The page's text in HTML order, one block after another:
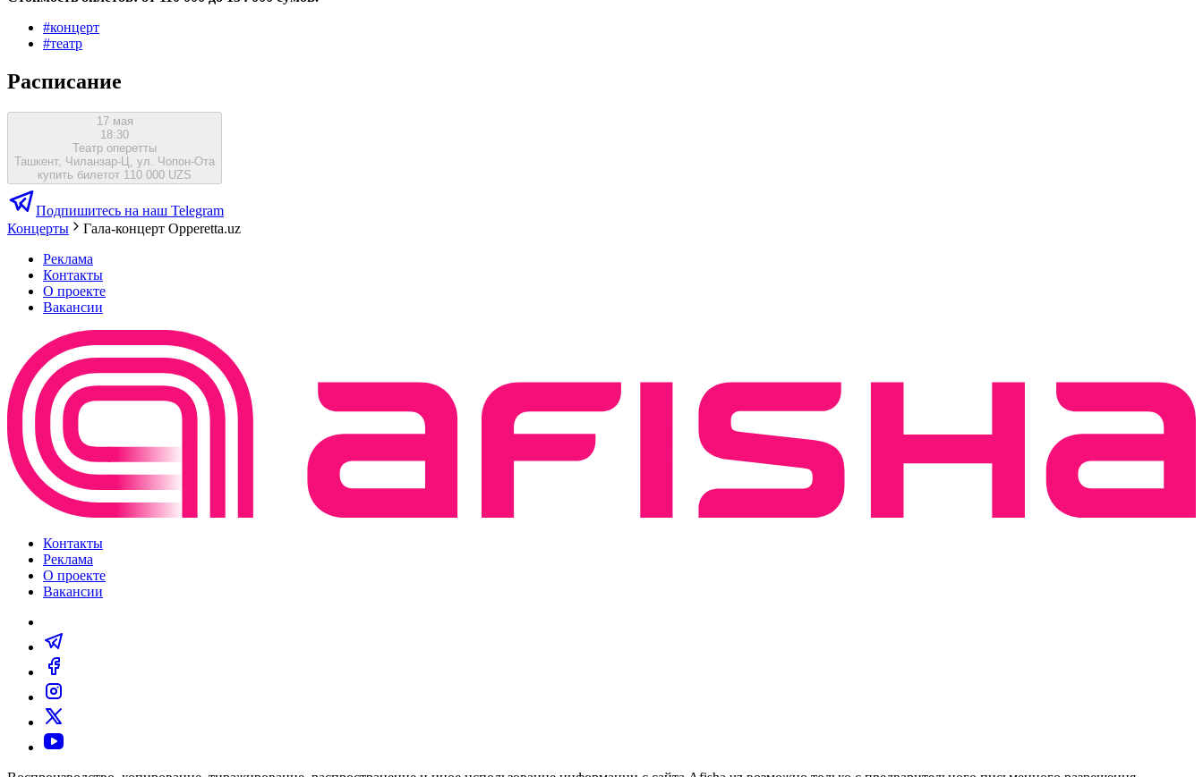
#концерт
#театр
Расписание
17 мая
18:30
Театр оперетты
Ташкент, Чиланзар-Ц, ул. Чопон-Ота
купить билетот 110 000 UZS
Подпишитесь на наш Telegram
Концерты
Гала-концерт Opperetta.uz
Реклама
Контакты
О проекте
Вакансии
Контакты
Реклама
О проекте
Вакансии